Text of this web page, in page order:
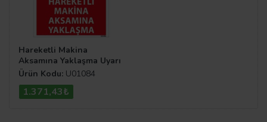
Hareketli Makina
Aksamına Yaklaşma Uyarı
Levhası
Ürün Kodu: U01084
1.371,43₺